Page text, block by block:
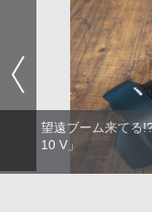
望遠ブーム来てる
10 V」